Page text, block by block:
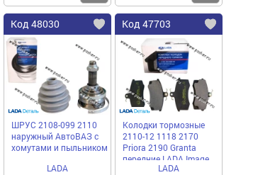
Код 48030
ШРУС 2108-099 2110
наружный АвтоВАЗ с
хомутами и пыльником
LADA
Код 47703
Колодки тормозные
2110-12 1118 2170
Priora 2190 Granta
передние LADA Image
LADA